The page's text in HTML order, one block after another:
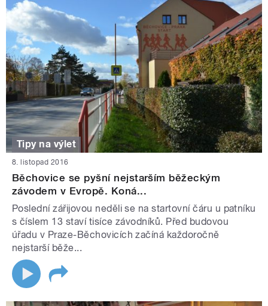
Tipy na výlet
8. listopad 2016
Běchovice se pyšní nejstarším běžeckým
závodem v Evropě. Koná...
Poslední zářijovou neděli se na startovní čáru u patníku
s číslem 13 staví tisíce závodníků. Před budovou
úřadu v Praze-Běchovicích začíná každoročně
nejstarší běže...